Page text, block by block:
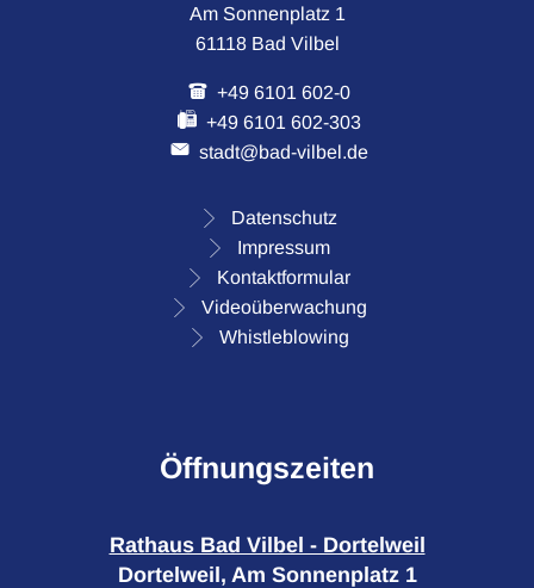
Am Sonnenplatz 1
61118 Bad Vilbel
+49 6101 602-0
+49 6101 602-303
stadt@bad-vilbel.de
Datenschutz
Impressum
Kontaktformular
Videoüberwachung
Whistleblowing
Öffnungszeiten
Rathaus Bad Vilbel - Dortelweil
Dortelweil, Am Sonnenplatz 1